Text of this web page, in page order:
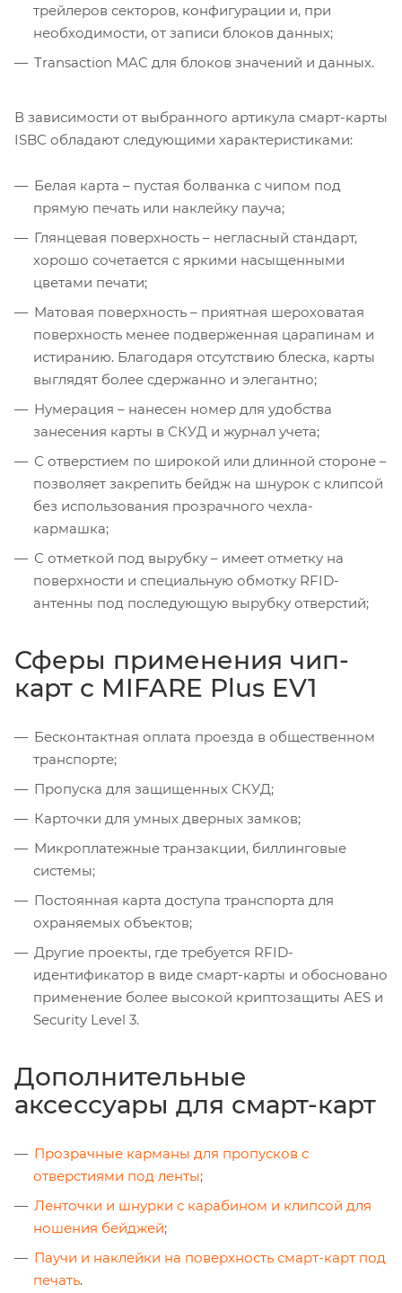
трейлеров секторов, конфигурации и, при
необходимости, от записи блоков данных;
Transaction MAC для блоков значений и данных.
В зависимости от выбранного артикула смарт-карты
ISBC обладают следующими характеристиками:
Белая карта – пустая болванка с чипом под
прямую печать или наклейку пауча;
Глянцевая поверхность – негласный стандарт,
хорошо сочетается с яркими насыщенными
цветами печати;
Матовая поверхность – приятная шероховатая
поверхность менее подверженная царапинам и
истиранию. Благодаря отсутствию блеска, карты
выглядят более сдержанно и элегантно;
Нумерация – нанесен номер для удобства
занесения карты в СКУД и журнал учета;
С отверстием по широкой или длинной стороне –
позволяет закрепить бейдж на шнурок с клипсой
без использования прозрачного чехла-
кармашка;
С отметкой под вырубку – имеет отметку на
поверхности и специальную обмотку RFID-
антенны под последующую вырубку отверстий;
Сферы применения чип-
карт с MIFARE Plus EV1
Бесконтактная оплата проезда в общественном
транспорте;
Пропуска для защищенных СКУД;
Карточки для умных дверных замков;
Микроплатежные транзакции, биллинговые
системы;
Постоянная карта доступа транспорта для
охраняемых объектов;
Другие проекты, где требуется RFID-
идентификатор в виде смарт-карты и обосновано
применение более высокой криптозащиты AES и
Security Level 3.
Дополнительные
аксессуары для смарт-карт
Прозрачные карманы для пропусков с
отверстиями под ленты;
Ленточки и шнурки с карабином и клипсой для
ношения бейджей;
Паучи и наклейки на поверхность смарт-карт под
печать.